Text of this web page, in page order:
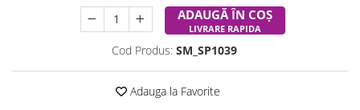
ADAUGĂ ÎN COȘ
LIVRARE RAPIDA
Cod Produs: SM_SP1039
Adauga la Favorite